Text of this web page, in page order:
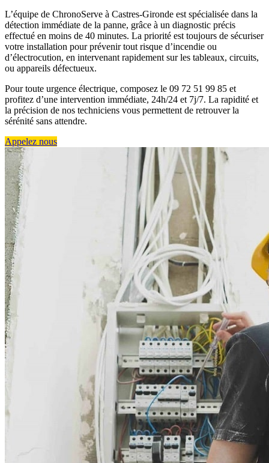
L’équipe de ChronoServe à Castres-Gironde est spécialisée dans la
détection immédiate de la panne, grâce à un diagnostic précis
effectué en moins de 40 minutes. La priorité est toujours de sécuriser
votre installation pour prévenir tout risque d’incendie ou
d’électrocution, en intervenant rapidement sur les tableaux, circuits,
ou appareils défectueux.
Pour toute urgence électrique, composez le 09 72 51 99 85 et
profitez d’une intervention immédiate, 24h/24 et 7j/7. La rapidité et
la précision de nos techniciens vous permettent de retrouver la
sérénité sans attendre.
Appelez nous